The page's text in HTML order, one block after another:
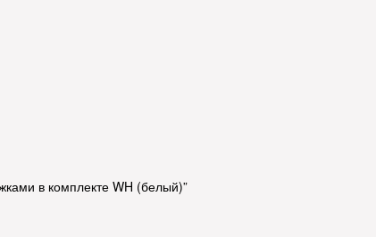
в комплекте WH (белый)”